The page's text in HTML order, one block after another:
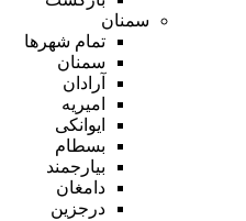
سمنان
تمام شهر‌ها
سمنان
آرادان
امیریه
ایوانکی
بسطام
بیارجمند
دامغان
درجزین